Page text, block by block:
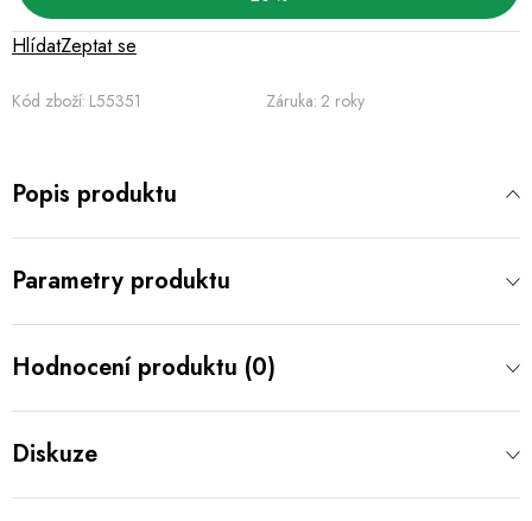
Kód zboží: L55351 Záruka: 2 roky
Zeptat se
Hlídat
Popis produktu
Parametry produktu
Hodnocení produktu (0)
Diskuze